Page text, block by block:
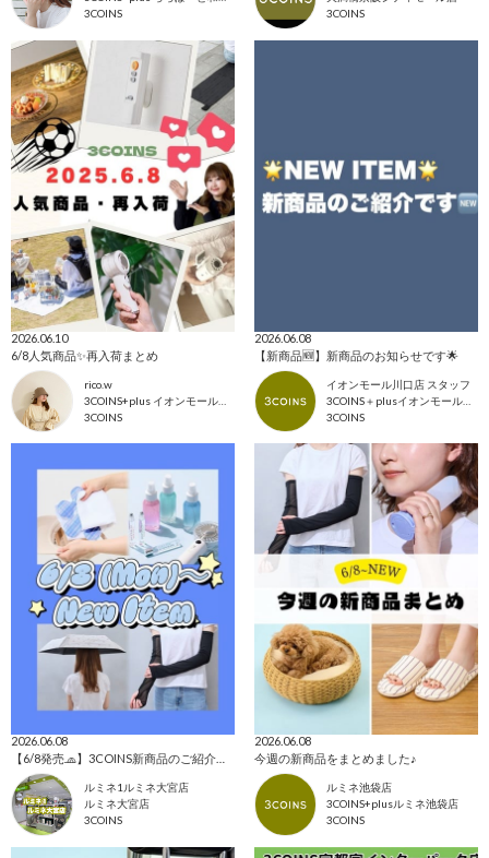
3COINS
3COINS
2026.06.10
6/8人気商品✨再入荷まとめ
rico.w
3COINS+plus イオンモール日吉津店
3COINS
2026.06.08
【新商品🆕】新商品のお知らせです🌟
イオンモール川口店 スタッフ
3COINS
2026.06.08
ルミネ1ルミネ大宮店
ルミネ大宮店
3COINS
2026.06.08
今週の新商品をまとめました♪
ルミネ池袋店
3COINS+plusルミネ池袋店
3COINS